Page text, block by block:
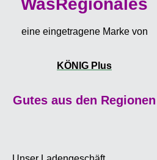
WasRegionales
eine eingetragene Marke von
KÖNIG Plus
Gutes aus den Regionen